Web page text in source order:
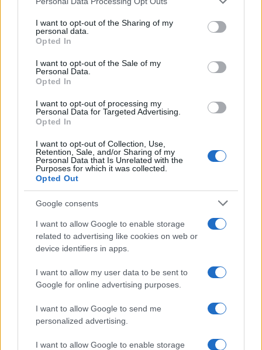
not limited to your visit or usage behaviour. You may click to
grant or deny consent to Google and its third-party tags to
use your data for below specified purposes in below Google
consent section.
I want to opt-out of the Sharing of my
personal data.
Opted In
I want to opt-out of the Sale of my
Personal Data.
Opted In
I want to opt-out of processing my
Personal Data for Targeted Advertising.
Opted In
I want to opt-out of Collection, Use,
Retention, Sale, and/or Sharing of my
Personal Data that Is Unrelated with the
Purposes for which it was collected.
Opted Out
Google consents
I want to allow Google to enable storage
related to advertising like cookies on web or
device identifiers in apps.
I want to allow my user data to be sent to
Google for online advertising purposes.
I want to allow Google to send me
personalized advertising.
I want to allow Google to enable storage
MORESCHI
A. TESTONI
320,00 euro
355,00 euro
nuovi articoli a prezzi davvero stracciati, sino al